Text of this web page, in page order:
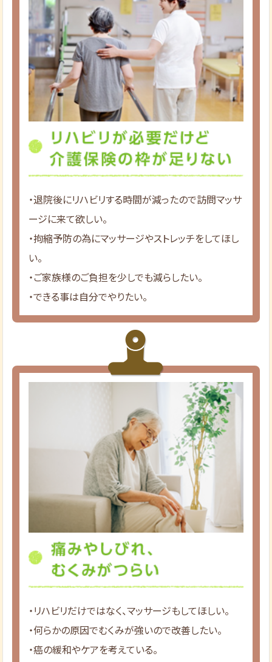
・退院後にリハビリする時間が減ったので訪問マッサ
ージに来て欲しい。
・拘縮予防の為にマッサージやストレッチをしてほし
い。
・ご家族様のご負担を少しでも減らしたい。
・できる事は自分でやりたい。
・リハビリだけではなく、マッサージもしてほしい。
・何らかの原因でむくみが強いので改善したい。
・癌の緩和やケアを考えている。